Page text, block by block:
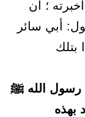
؛ أن
أبي سائر
بتلك
رسول الله ﷺ
بهذه